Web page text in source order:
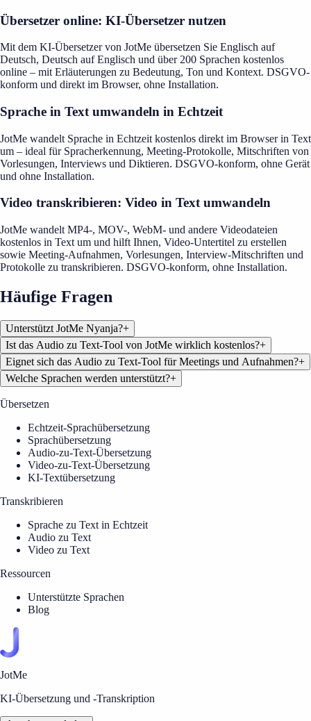
Übersetzer online: KI-Übersetzer nutzen
Mit dem KI-Übersetzer von JotMe übersetzen Sie Englisch auf
Deutsch, Deutsch auf Englisch und über 200 Sprachen kostenlos
online – mit Erläuterungen zu Bedeutung, Ton und Kontext. DSGVO-
konform und direkt im Browser, ohne Installation.
Sprache in Text umwandeln in Echtzeit
JotMe wandelt Sprache in Echtzeit kostenlos direkt im Browser in Text
um – ideal für Spracherkennung, Meeting-Protokolle, Mitschriften von
Vorlesungen, Interviews und Diktieren. DSGVO-konform, ohne Gerät
und ohne Installation.
Video transkribieren: Video in Text umwandeln
JotMe wandelt MP4-, MOV-, WebM- und andere Videodateien
kostenlos in Text um und hilft Ihnen, Video-Untertitel zu erstellen
sowie Meeting-Aufnahmen, Vorlesungen, Interview-Mitschriften und
Protokolle zu transkribieren. DSGVO-konform, ohne Installation.
Häufige Fragen
Unterstützt JotMe Nyanja?+
Ist das Audio zu Text-Tool von JotMe wirklich kostenlos?+
Eignet sich das Audio zu Text-Tool für Meetings und Aufnahmen?+
Welche Sprachen werden unterstützt?+
Übersetzen
Echtzeit-Sprachübersetzung
Sprachübersetzung
Audio-zu-Text-Übersetzung
Video-zu-Text-Übersetzung
KI-Textübersetzung
Transkribieren
Sprache zu Text in Echtzeit
Audio zu Text
Video zu Text
Ressourcen
Unterstützte Sprachen
Blog
JotMe
KI-Übersetzung und -Transkription